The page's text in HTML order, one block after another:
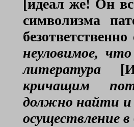
[идеал же! Он
символизма
неуловимое,
литература
кричащим
должно найти и
осуществление